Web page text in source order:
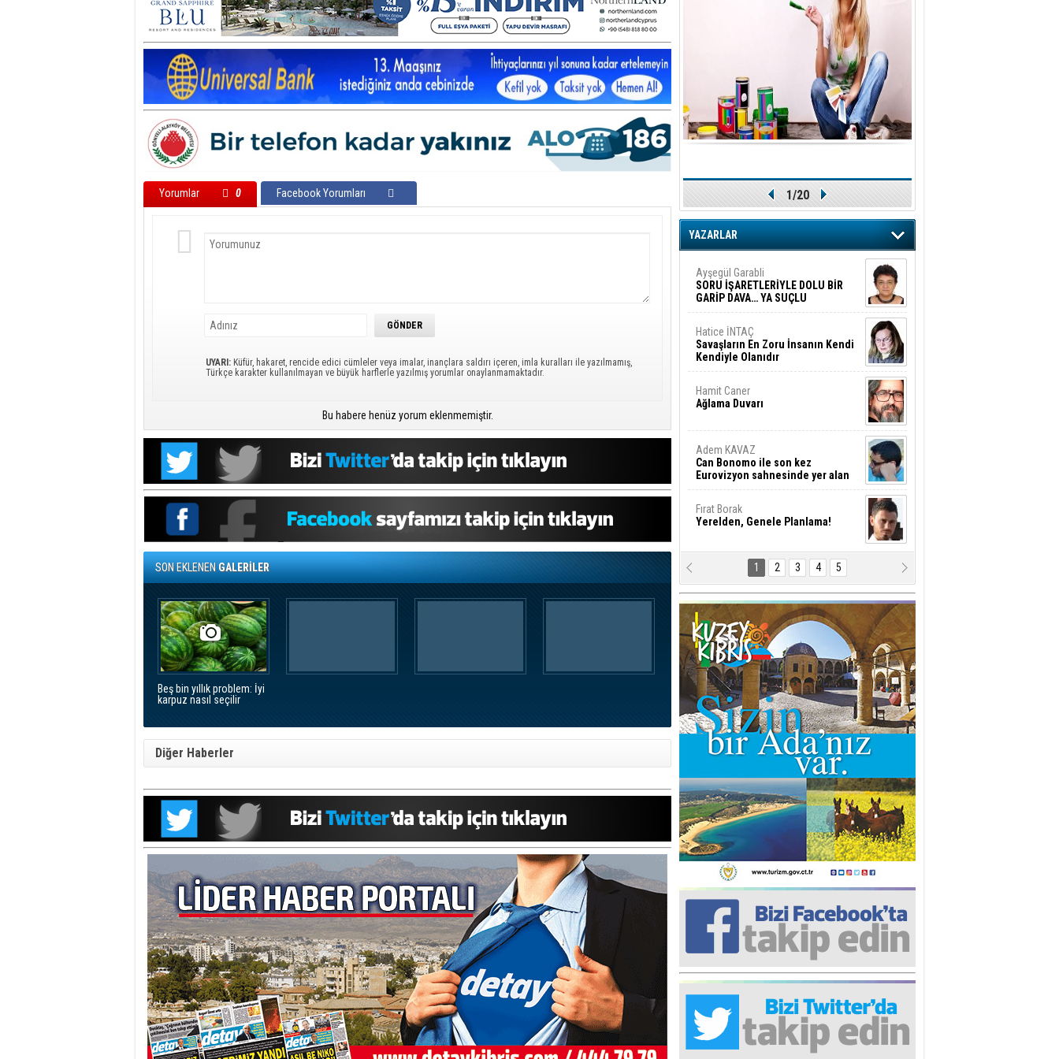
Yorumlar 0 Facebook Yorumları
UYARI: Küfür, hakaret, rencide edici cümleler veya imalar, inançlara saldırı içeren, imla kuralları ile yazılmamış,
Türkçe karakter kullanılmayan ve büyük harflerle yazılmış yorumlar onaylanmamaktadır.
Bu habere henüz yorum eklenmemiştir.
SON EKLENENGALERİLER
Beş bin yıllık problem: İyi
karpuz nasıl seçilir
Diğer Haberler
1/20
YAZARLAR
Ayşegül Garabli
SORU İŞARETLERİYLE DOLU BİR
GARİP DAVA… YA SUÇLU
DEĞİLSE???
Hatice İNTAÇ
Savaşların En Zoru İnsanın Kendi
Kendiyle Olanıdır
Hamit Caner
Ağlama Duvarı
Adem KAVAZ
Can Bonomo ile son kez
Eurovizyon sahnesinde yer alan
Türkiye 10 yıl aradan sonra
Fırat Borak
Yerelden, Genele Planlama!
Erkut YILMABAŞAR
Bayrak tartışmaları ve ihalesiz
işler!
Arif Alasya
2015 SONRASI VE AKINCI.
Fatma Baysal
SURLAR İÇİ’NDE KOLAYDIR ÖLMEK
Ediz TUNCEL
Göz göre göre…
Taner ULUTAŞ
İnşallah St. Lois ile Hakkaido
Adası gibi olmayız !...
Ali KİŞMİR
FIRSAT VE KORKU
Turgut ÇALICI
İki Lakırdı da benden!
Yrd. Doç. Ercan HOŞKARA
Yatırım Yapmazsan Var Olamazsın:
Hedefteki Kurum Kıb-Tek
Rana Sarro
Başıma gelen skandal olayı
1 2 3 4 5